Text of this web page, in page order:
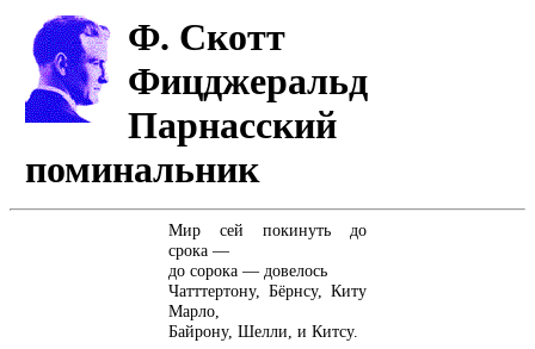
Ф. Скотт
Фицджеральд
Парнасский
поминальник
Мир сей покинуть до
срока —
до сорока — довелось
Чатттертону, Бёрнсу, Киту
Марло,
Байрону, Шелли, и Китсу.